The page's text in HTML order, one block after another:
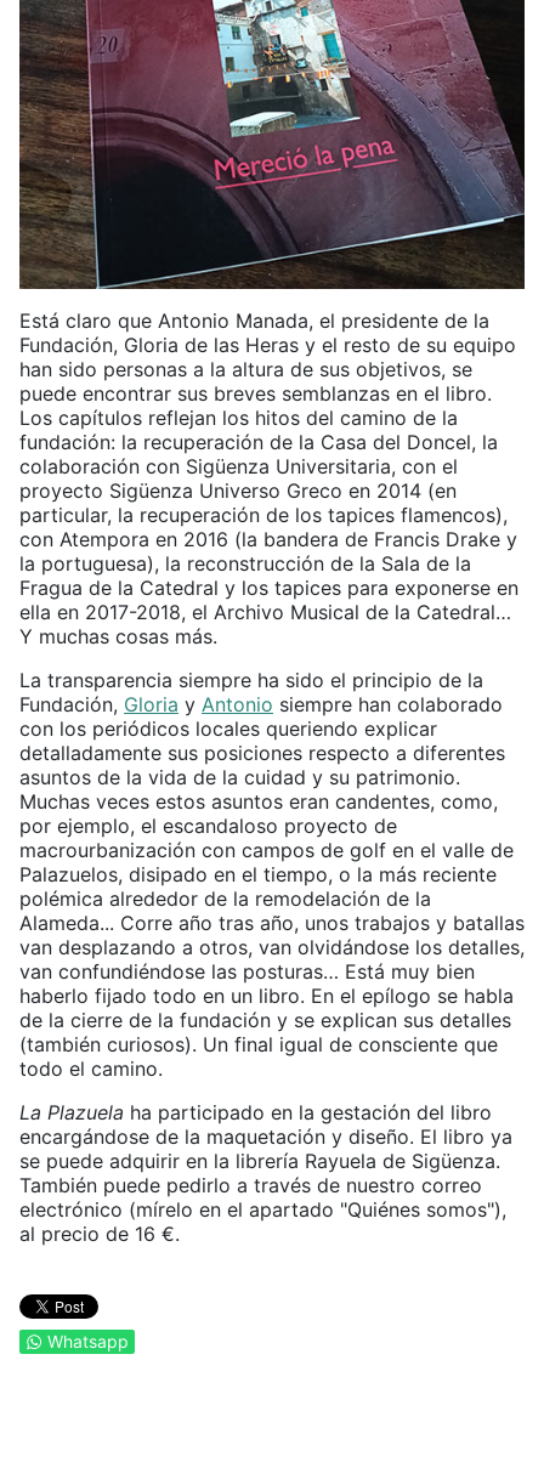
Está claro que Antonio Manada, el presidente de la
Fundación, Gloria de las Heras y el resto de su equipo
han sido personas a la altura de sus objetivos, se
puede encontrar sus breves semblanzas en el libro.
Los capítulos reflejan los hitos del camino de la
fundación: la recuperación de la Casa del Doncel, la
colaboración con Sigüenza Universitaria, con el
proyecto Sigüenza Universo Greco en 2014 (en
particular, la recuperación de los tapices flamencos),
con Atempora en 2016 (la bandera de Francis Drake y
la portuguesa), la reconstrucción de la Sala de la
Fragua de la Catedral y los tapices para exponerse en
ella en 2017-2018, el Archivo Musical de la Catedral…
Y muchas cosas más.
La transparencia siempre ha sido el principio de la
Fundación, Gloria y Antonio siempre han colaborado
con los periódicos locales queriendo explicar
detalladamente sus posiciones respecto a diferentes
asuntos de la vida de la cuidad y su patrimonio.
Muchas veces estos asuntos eran candentes, como,
por ejemplo, el escandaloso proyecto de
macrourbanización con campos de golf en el valle de
Palazuelos, disipado en el tiempo, o la más reciente
polémica alrededor de la remodelación de la
Alameda... Corre año tras año, unos trabajos y batallas
van desplazando a otros, van olvidándose los detalles,
van confundiéndose las posturas… Está muy bien
haberlo fijado todo en un libro. En el epílogo se habla
de la cierre de la fundación y se explican sus detalles
(también curiosos). Un final igual de consciente que
todo el camino.
La Plazuela ha participado en la gestación del libro
encargándose de la maquetación y diseño. El libro ya
se puede adquirir en la librería Rayuela de Sigüenza.
También puede pedirlo a través de nuestro correo
electrónico (mírelo en el apartado "Quiénes somos"),
al precio de 16 €.
Whatsapp